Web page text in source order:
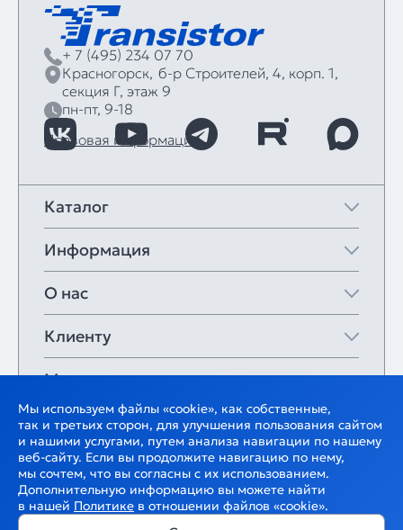
+ 7 (495) 234 07 70
Красногорск, б‑р Строителей, 4, корп. 1,
секция Г, этаж 9
пн-пт, 9-18
Правовая информация
Каталог
Информация
О нас
Клиенту
Мои закладки
Мы используем файлы «cookie», как собственные,
так и третьих сторон, для улучшения пользования сайтом
и нашими услугами, путем анализа навигации по нашему
веб-сайту. Если вы продолжите навигацию по нему,
мы сочтем, что вы согласны с их использованием.
Дополнительную информацию вы можете найти
в нашей Политике в отношении файлов «cookie».